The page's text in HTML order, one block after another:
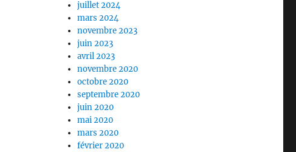
juillet 2024
mars 2024
novembre 2023
juin 2023
avril 2023
novembre 2020
octobre 2020
septembre 2020
juin 2020
mai 2020
mars 2020
février 2020